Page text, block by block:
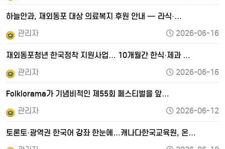
하늘안과, 재외동포 대상 의료복지 후원 안내 — 라식·…
관리자
2026-06-16
재외동포청년 한국정착 지원사업… 10개월간 한식·제과 …
관리자
2026-06-16
Folklorama가 기념비적인 제55회 페스티벌을 앞…
관리자
2026-06-12
토론토·광역권 한국어 강좌 한눈에…캐나다한국교육원, 온…